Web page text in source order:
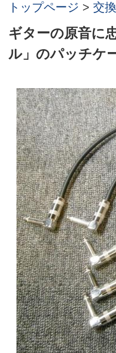
トップページ > 交
ギターの原音に
ル」のパッチケ